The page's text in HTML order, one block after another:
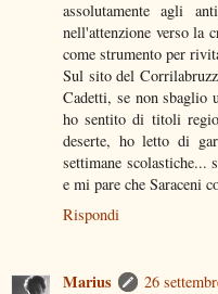
assolutamente agli
nell'attenzione verso la
come strumento per
Sul sito del
Cadetti, se non sbaglio
ho sentito di titoli
deserte, ho letto di
settimane scolastiche...
e mi pare che Saraceni
Rispondi
Marius
26